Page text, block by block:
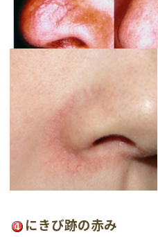
にきび跡の赤み